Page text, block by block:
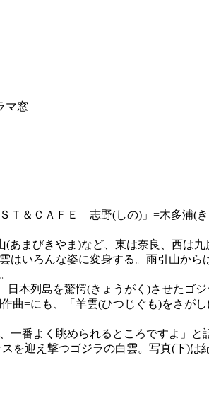
マ窓
＆ＣＡＦＥ 志野(しの)」=木多浦(
まびきやま)など、東は奈良、西は九
いろんな姿に変身する。雨引山か
本列島を驚愕(きょうがく)させたゴ
曲=にも、「羊雲(ひつじぐも)をさが
番よく眺められるところですよ」と
迎え撃つゴジラの白雲。写真(下)は